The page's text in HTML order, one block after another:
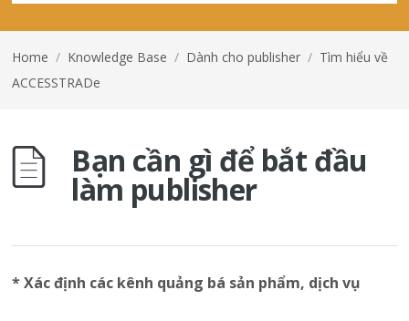
Home / Knowledge Base / Dành cho publisher / Tìm hiểu về
ACCESSTRADe
Bạn cần gì để bắt đầu
làm publisher
* Xác định các kênh quảng bá sản phẩm, dịch vụ